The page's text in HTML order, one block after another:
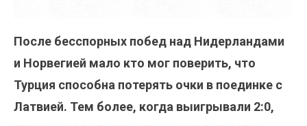
После бесспорных побед над Нидерландами
и Норвегией мало кто мог поверить, что
Турция способна потерять очки в поединке с
Латвией. Тем более, когда выигрывали 2:0,